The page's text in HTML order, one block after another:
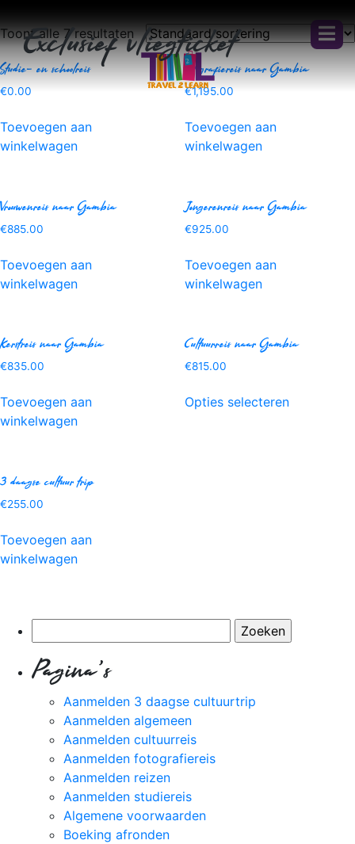
Visie
van
Onze
accommodatie
Gambia
gestelde
Exclusief vliegticket
Toont alle 7 resultaten
Studie- en schoolreis
€0.00
Toevoegen aan
winkelwagen
Fotografiereis naar Gambia
€1,195.00
Toevoegen aan
winkelwagen
Vrouwenreis naar Gambia
€885.00
Toevoegen aan
winkelwagen
Jongerenreis naar Gambia
€925.00
Toevoegen aan
winkelwagen
Kerstreis naar Gambia
€835.00
Toevoegen aan
winkelwagen
Cultuurreis naar Gambia
€815.00
Opties selecteren
3 daagse cultuur trip
€255.00
Toevoegen aan
winkelwagen
naar:
Pagina's
Aanmelden 3 daagse cultuurtrip
Aanmelden algemeen
Aanmelden cultuurreis
Aanmelden fotografiereis
Aanmelden reizen
Aanmelden studiereis
Algemene voorwaarden
Boeking afronden